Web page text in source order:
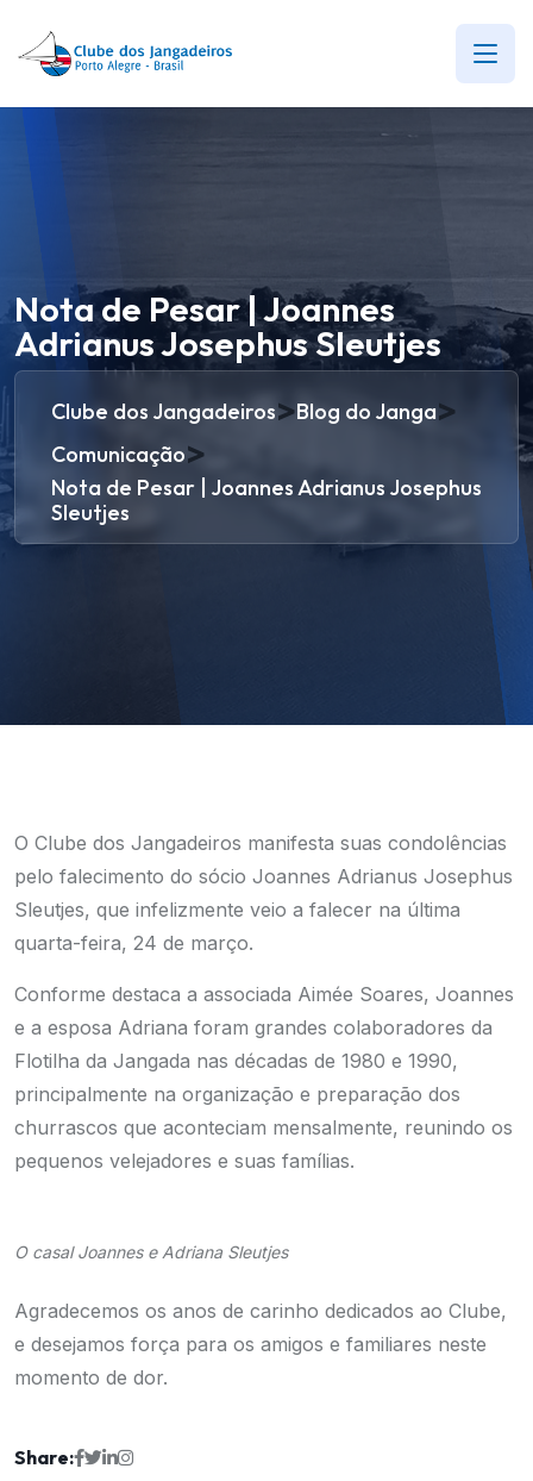
Nota de Pesar | Joannes
Adrianus Josephus Sleutjes
Clube dos Jangadeiros>Blog do Janga>
Comunicação>
Nota de Pesar | Joannes Adrianus Josephus
Sleutjes
O Clube dos Jangadeiros manifesta suas condolências
pelo falecimento do sócio Joannes Adrianus Josephus
Sleutjes, que infelizmente veio a falecer na última
quarta-feira, 24 de março.
Conforme destaca a associada Aimée Soares, Joannes
e a esposa Adriana foram grandes colaboradores da
Flotilha da Jangada nas décadas de 1980 e 1990,
principalmente na organização e preparação dos
churrascos que aconteciam mensalmente, reunindo os
pequenos velejadores e suas famílias.
O casal Joannes e Adriana Sleutjes
Agradecemos os anos de carinho dedicados ao Clube,
e desejamos força para os amigos e familiares neste
momento de dor.
Share: